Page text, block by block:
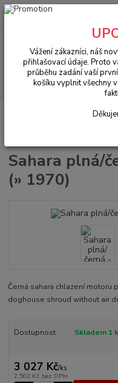
+420 602 330 329
VW Brouk Typ 1 (1938 »
Sahara plná/
(» 1970)
Černá sahara chlazení motoru
doghouse shroud without air
Dostupnost Skladem 1
3 027 Kč/ks
2 502 Kč bez DPH
Vážení zákazníci, náš
přihlašovací údaje. Proto
průběhu zadání vaší
košíku vyplnit všechny